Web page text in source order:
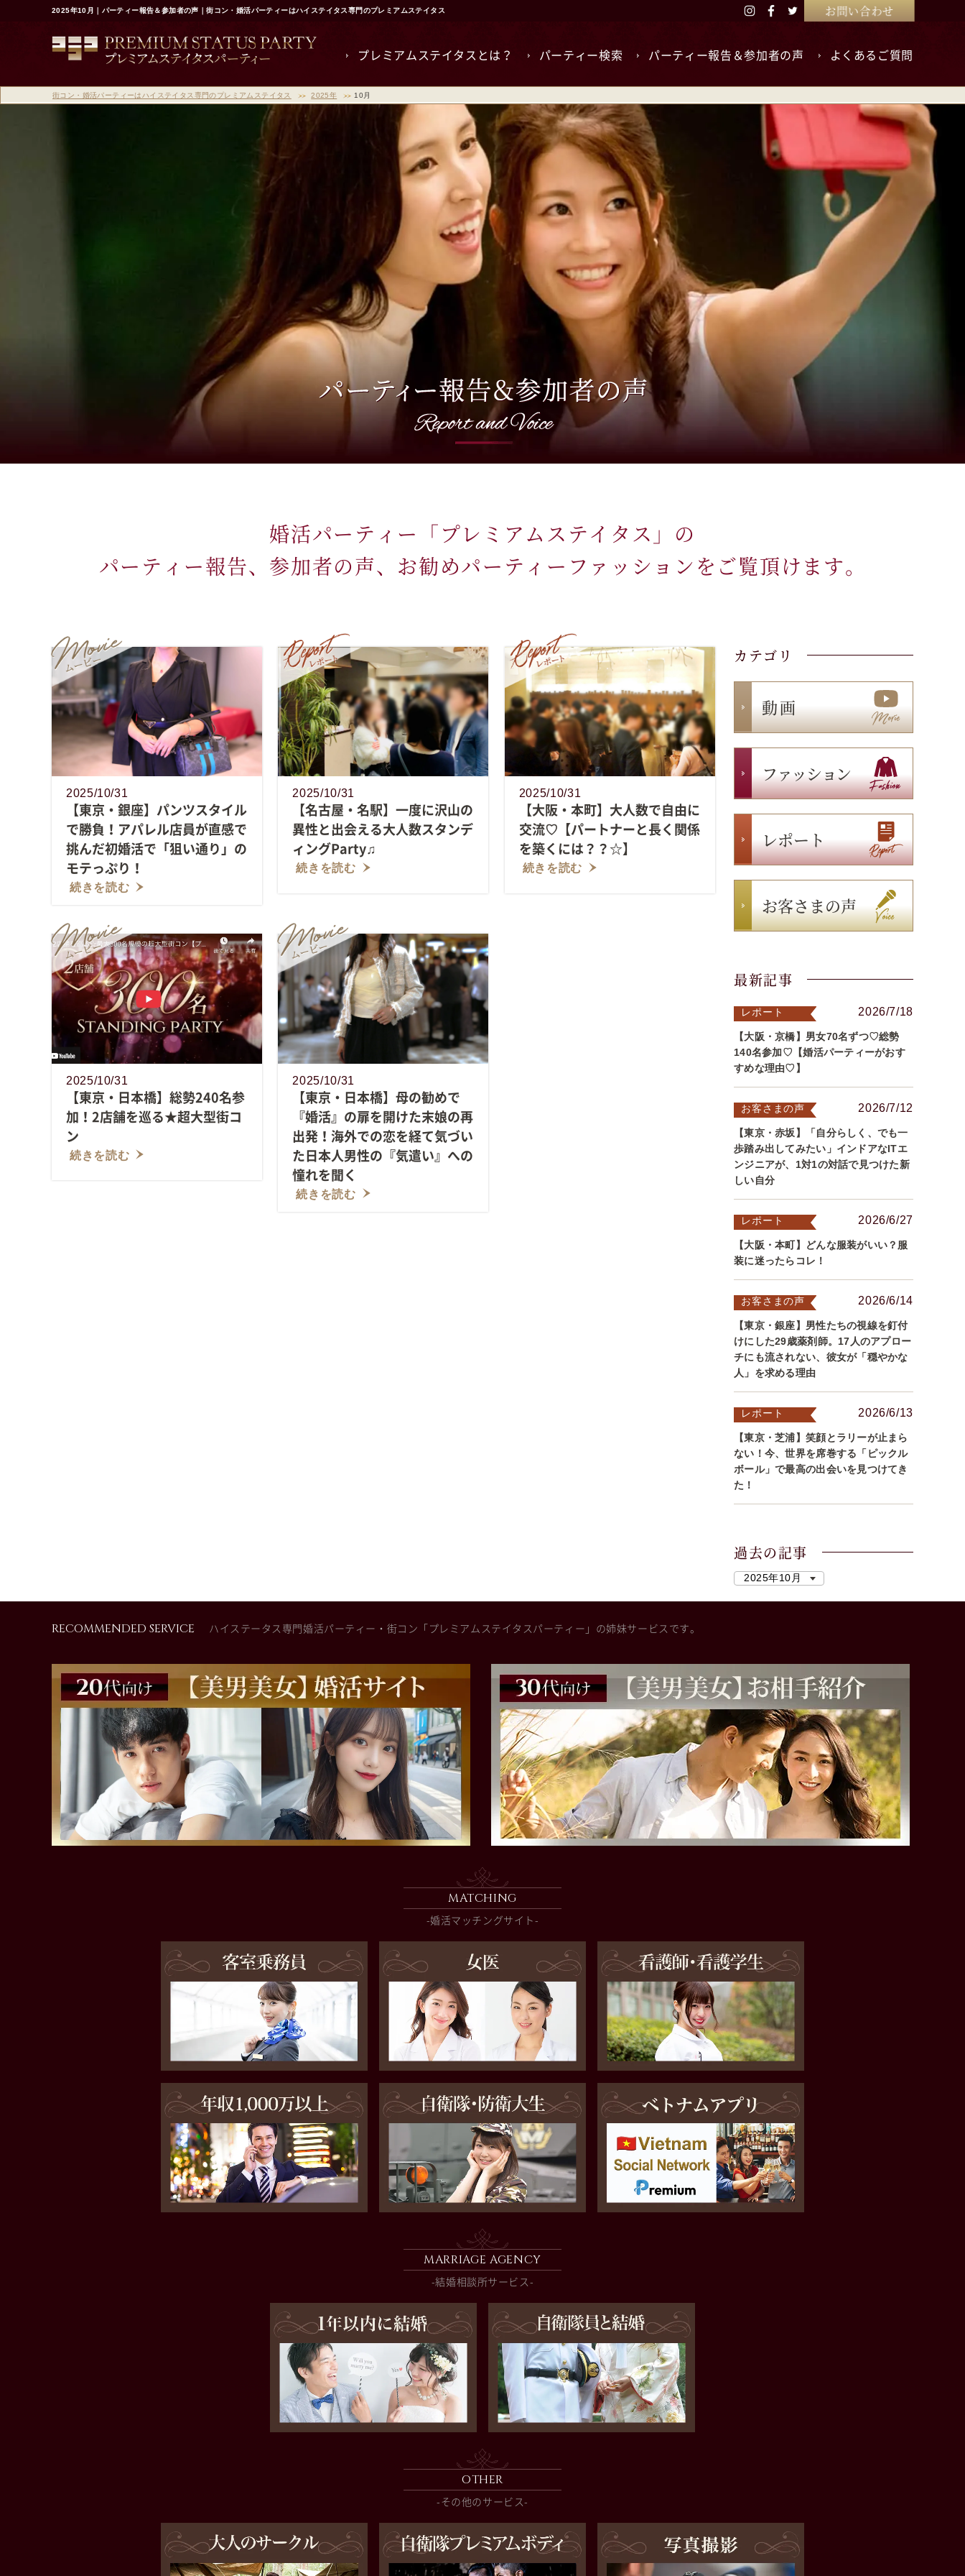
2025年10月｜パーティー報告＆参加者の声｜街コン・婚活パーティーはハイステイタス専門のプレミアムステイタス お問い合わせ
プレミアムステイタスとは？ パーティー検索 パーティー報告＆参加者の声 よくあるご質問
街コン・婚活パーティーはハイステイタス専門のプレミアムステイタス 2025年 10月
婚活パーティー「プレミアムステイタス」の
パーティー報告、参加者の声、お勧めパーティーファッションをご覧頂けます。
2025/10/31
【東京・銀座】パンツスタイル
で勝負！アパレル店員が直感で
挑んだ初婚活で「狙い通り」の
モテっぷり！
続きを読む
2025/10/31
【名古屋・名駅】一度に沢山の
異性と出会える大人数スタンデ
ィングParty♫
続きを読む
2025/10/31
【大阪・本町】大人数で自由に
交流♡【パートナーと長く関係
を築くには？？☆】
続きを読む
2025/10/31
【東京・日本橋】総勢240名参
加！2店舗を巡る★超大型街コ
ン
続きを読む
2025/10/31
【東京・日本橋】母の勧めで
『婚活』の扉を開けた末娘の再
出発！海外での恋を経て気づい
た日本人男性の『気遣い』への
憧れを聞く
続きを読む
カテゴリ
動 画
ファッション
レポート
お客さまの声
最新記事
2026/7/18
レポート
【大阪・京橋】男女70名ずつ♡総勢
140名参加♡【婚活パーティーがおす
すめな理由♡】
2026/7/12
お客さまの声
【東京・赤坂】「自分らしく、でも一
歩踏み出してみたい」インドアなITエ
ンジニアが、1対1の対話で見つけた新
しい自分
2026/6/27
レポート
【大阪・本町】どんな服装がいい？服
装に迷ったらコレ！
2026/6/14
お客さまの声
【東京・銀座】男性たちの視線を釘付
けにした29歳薬剤師。17人のアプロー
チにも流されない、彼女が「穏やかな
人」を求める理由
2026/6/13
レポート
【東京・芝浦】笑顔とラリーが止まら
ない！今、世界を席巻する「ピックル
ボール」で最高の出会いを見つけてき
た！
過去の記事
RECOMMENDED SERVICE ハイステータス専門婚活パーティー・街コン「プレミアムステイタスパーティー」の姉妹サービスです。
MATCHING
-婚活マッチングサイト-
MARRIAGE AGENCY
-結婚相談所サービス-
OTHER
-その他のサービス-